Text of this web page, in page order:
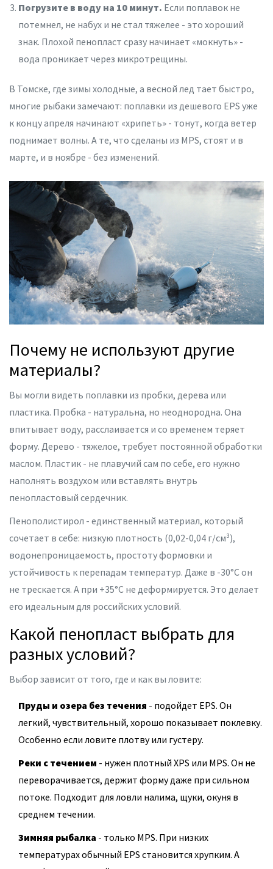
Погрузите в воду на 10 минут. Если поплавок не
потемнел, не набух и не стал тяжелее - это хороший
знак. Плохой пенопласт сразу начинает «мокнуть» -
вода проникает через микротрещины.
В Томске, где зимы холодные, а весной лед тает быстро,
многие рыбаки замечают: поплавки из дешевого EPS уже
к концу апреля начинают «хрипеть» - тонут, когда ветер
поднимает волны. А те, что сделаны из MPS, стоят и в
марте, и в ноябре - без изменений.
Почему не используют другие
материалы?
Вы могли видеть поплавки из пробки, дерева или
пластика. Пробка - натуральна, но неоднородна. Она
впитывает воду, расслаивается и со временем теряет
форму. Дерево - тяжелое, требует постоянной обработки
маслом. Пластик - не плавучий сам по себе, его нужно
наполнять воздухом или вставлять внутрь
пенопластовый сердечник.
Пенополистирол - единственный материал, который
сочетает в себе: низкую плотность (0,02-0,04 г/см³),
водонепроницаемость, простоту формовки и
устойчивость к перепадам температур. Даже в -30°C он
не трескается. А при +35°C не деформируется. Это делает
его идеальным для российских условий.
Какой пенопласт выбрать для
разных условий?
Выбор зависит от того, где и как вы ловите:
Пруды и озера без течения - подойдет EPS. Он
легкий, чувствительный, хорошо показывает поклевку.
Особенно если ловите плотву или густеру.
Реки с течением - нужен плотный XPS или MPS. Он не
переворачивается, держит форму даже при сильном
потоке. Подходит для ловли налима, щуки, окуня в
среднем течении.
Зимняя рыбалка - только MPS. При низких
температурах обычный EPS становится хрупким. А